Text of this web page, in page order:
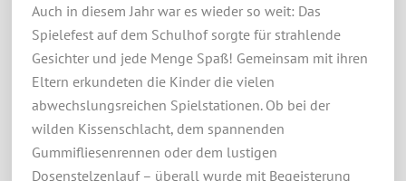
Auch in diesem Jahr war es wieder so weit: Das
Spielefest auf dem Schulhof sorgte für strahlende
Gesichter und jede Menge Spaß! Gemeinsam mit ihren
Eltern erkundeten die Kinder die vielen
abwechslungsreichen Spielstationen. Ob bei der
wilden Kissenschlacht, dem spannenden
Gummifliesenrennen oder dem lustigen
Dosenstelzenlauf – überall wurde mit Begeisterung